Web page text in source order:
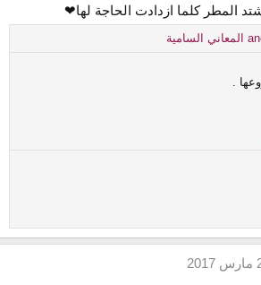
المطر كلما ازدادت الحاجة لها❤
المعاني السامية
.